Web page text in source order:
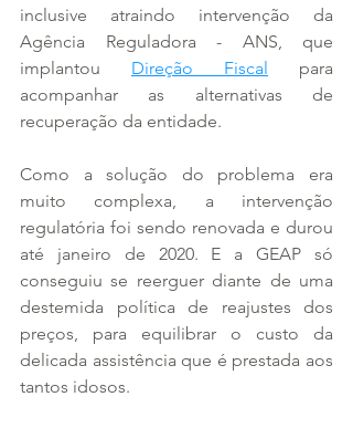
inclusive atraindo intervenção da
Agência Reguladora - ANS, que
implantou Direção Fiscal para
acompanhar as alternativas de
recuperação da entidade.
Como a solução do problema era
muito complexa, a intervenção
regulatória foi sendo renovada e durou
até janeiro de 2020. E a GEAP só
conseguiu se reerguer diante de uma
destemida política de reajustes dos
preços, para equilibrar o custo da
delicada assistência que é prestada aos
tantos idosos.